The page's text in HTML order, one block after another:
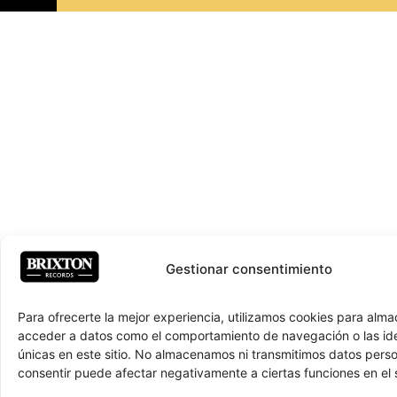
Gestionar consentimiento
Para ofrecerte la mejor experiencia, utilizamos cookies para
acceder a datos como el comportamiento de navegación o las
únicas en este sitio. No almacenamos ni transmitimos datos
consentir puede afectar negativamente a ciertas funciones en el